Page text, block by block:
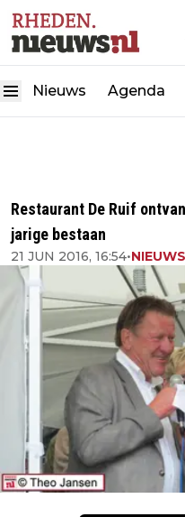
Nieuws Agenda
Restaurant De Ruif
jarige bestaan
21 JUN 2016, 16:54•NIEUWS